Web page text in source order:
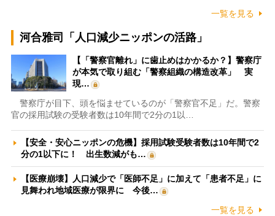
一覧を見る
河合雅司「人口減少ニッポンの活路」
【「警察官離れ」に歯止めはかかるか？】警察庁
が本気で取り組む「警察組織の構造改革」 実
現…
警察庁が目下、頭を悩ませているのが「警察官不足」だ。警察
官の採用試験の受験者数は10年間で2分の1以…
【安全・安心ニッポンの危機】採用試験受験者数は10年間で2
分の1以下に！ 出生数減がも…
【医療崩壊】人口減少で「医師不足」に加えて「患者不足」に
見舞われ地域医療が限界に 今後…
一覧を見る